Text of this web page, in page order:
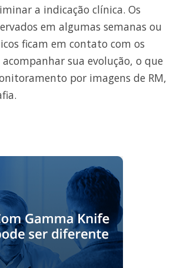
a indicação clínica. Os
em algumas semanas ou
ficam em contato com os
sua evolução, o que
por imagens de RM,